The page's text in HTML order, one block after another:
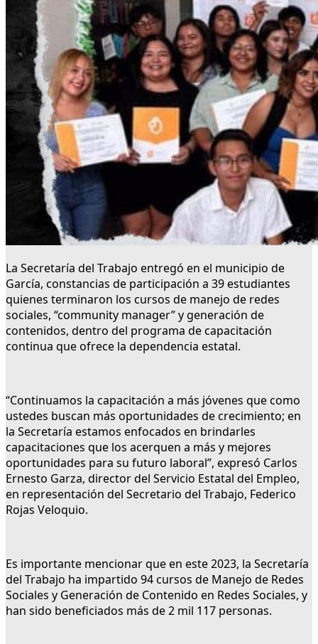
La Secretaría del Trabajo entregó en el municipio de
García, constancias de participación a 39 estudiantes
quienes terminaron los cursos de manejo de redes
sociales, “community manager” y generación de
contenidos, dentro del programa de capacitación
continua que ofrece la dependencia estatal.
“Continuamos la capacitación a más jóvenes que como
ustedes buscan más oportunidades de crecimiento; en
la Secretaría estamos enfocados en brindarles
capacitaciones que los acerquen a más y mejores
oportunidades para su futuro laboral”, expresó Carlos
Ernesto Garza, director del Servicio Estatal del Empleo,
en representación del Secretario del Trabajo, Federico
Rojas Veloquio.
Es importante mencionar que en este 2023, la Secretaría
del Trabajo ha impartido 94 cursos de Manejo de Redes
Sociales y Generación de Contenido en Redes Sociales, y
han sido beneficiados más de 2 mil 117 personas.